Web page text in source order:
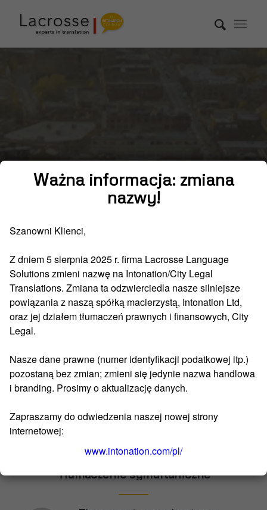
Tłumaczenie
symultaniczne
Tłumaczenie symultaniczne
Ważna informacja: zmiana
nazwy!
Szanowni Klienci,
Z dniem 5 sierpnia 2025 r. firma Lacrosse Language
Solutions zmieni nazwę na Intonation/City Legal
Translations. Zmiana ta odzwierciedla nasze silniejsze
powiązania z naszą spółką macierzystą, Intonation Ltd,
oraz jej działem tłumaczeń prawnych i finansowych, City
Legal.
Nasze dane prawne (numer identyfikacji podatkowej itp.)
pozostaną bez zmian; zmieni się jedynie nazwa handlowa
i branding. Prosimy o aktualizację danych.
Zapraszamy do odwiedzenia naszej nowej strony
internetowej:
www.intonation.com/pl/